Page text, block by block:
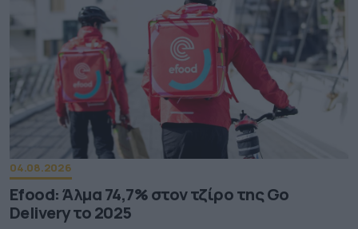
04.08.2026
Efood: Άλμα 74,7% στον τζίρο της Go
Delivery το 2025